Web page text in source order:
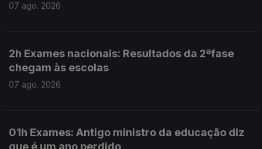
07 ago. 2026
2h Exames nacionais: Resultados da 2ªfase
chegam às escolas
07 ago. 2026
01h Exames: Antigo ministro da educação diz
que é um ano perdido